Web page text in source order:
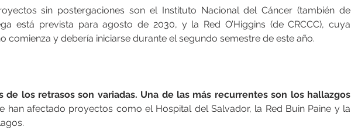
sin postergaciones son el Instituto Nacional del Cáncer (también de
está prevista para agosto de 2030, y la Red O’Higgins (de CRCCC), cuya
comienza y debería iniciarse durante el segundo semestre de este año.
de los retrasos son variadas. Una de las más recurrentes son los hallazgos
han afectado proyectos como el Hospital del Salvador, la Red Buin Paine y la